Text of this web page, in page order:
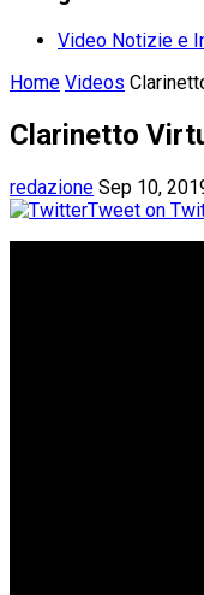
Video Notizie e
Home Videos
Clarinetto
redazione Sep 10,
Tweet on